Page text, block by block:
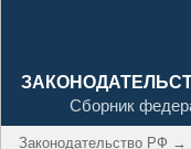
Сборник
Законодательство РФ →